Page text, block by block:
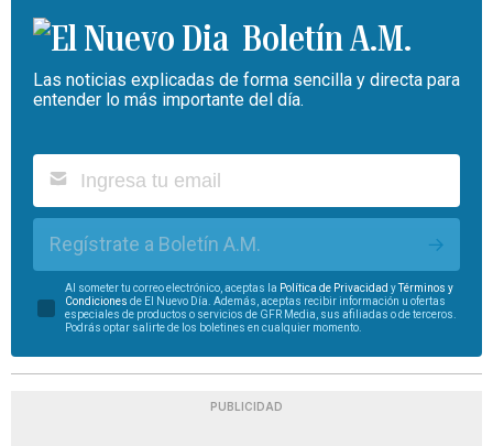
Boletín A.M.
Las noticias explicadas de forma sencilla y directa para
entender lo más importante del día.
Regístrate a Boletín A.M.
Al someter tu correo electrónico, aceptas la Política de Privacidad yTérminos y
Condiciones de El Nuevo Día. Además, aceptas recibir información u ofertas
especiales de productos o servicios de GFR Media, sus afiliadas o de terceros.
Podrás optar salirte de los boletines en cualquier momento.
PUBLICIDAD